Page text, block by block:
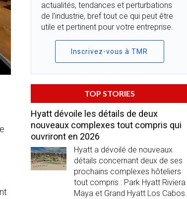
actualités, tendances et perturbations
de l’industrie, bref tout ce qui peut être
utile et pertinent pour votre entreprise.
Inscrivez-vous à TMR
TOP STORIES
Hyatt dévoile les détails de deux
nouveaux complexes tout compris qui
ouvriront en 2026
Hyatt a dévoilé de nouveaux
détails concernant deux de ses
prochains complexes hôteliers
tout compris : Park Hyatt Riviera
Maya et Grand Hyatt Los Cabos.